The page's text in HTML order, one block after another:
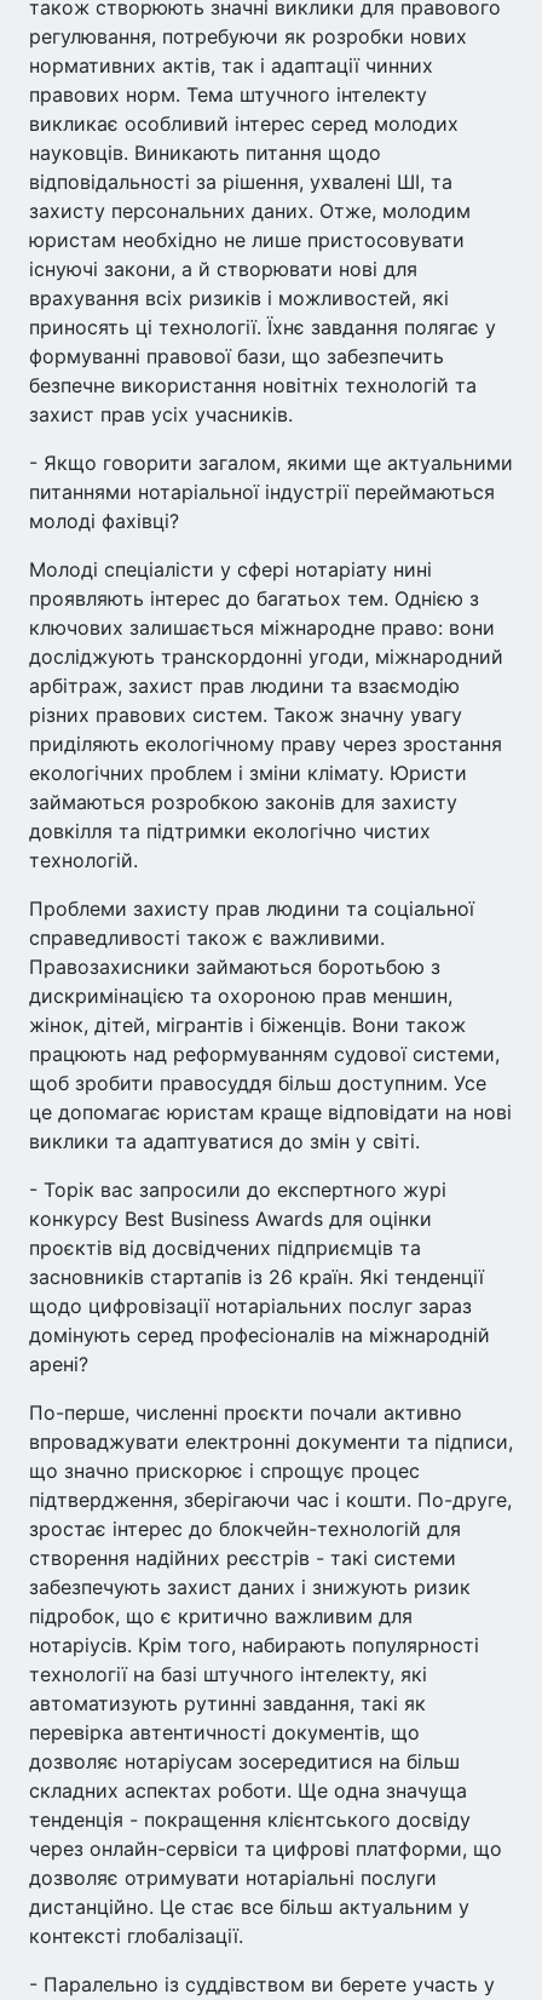
також створюють значні виклики для правового
регулювання, потребуючи як розробки нових
нормативних актів, так і адаптації чинних
правових норм. Тема штучного інтелекту
викликає особливий інтерес серед молодих
науковців. Виникають питання щодо
відповідальності за рішення, ухвалені ШІ, та
захисту персональних даних. Отже, молодим
юристам необхідно не лише пристосовувати
існуючі закони, а й створювати нові для
врахування всіх ризиків і можливостей, які
приносять ці технології. Їхнє завдання полягає у
формуванні правової бази, що забезпечить
безпечне використання новітніх технологій та
захист прав усіх учасників.
- Якщо говорити загалом, якими ще актуальними
питаннями нотаріальної індустрії переймаються
молоді фахівці?
Молоді спеціалісти у сфері нотаріату нині
проявляють інтерес до багатьох тем. Однією з
ключових залишається міжнародне право: вони
досліджують транскордонні угоди, міжнародний
арбітраж, захист прав людини та взаємодію
різних правових систем. Також значну увагу
приділяють екологічному праву через зростання
екологічних проблем і зміни клімату. Юристи
займаються розробкою законів для захисту
довкілля та підтримки екологічно чистих
технологій.
Проблеми захисту прав людини та соціальної
справедливості також є важливими.
Правозахисники займаються боротьбою з
дискримінацією та охороною прав меншин,
жінок, дітей, мігрантів і біженців. Вони також
працюють над реформуванням судової системи,
щоб зробити правосуддя більш доступним. Усе
це допомагає юристам краще відповідати на нові
виклики та адаптуватися до змін у світі.
- Торік вас запросили до експертного журі
конкурсу Best Business Awards для оцінки
проєктів від досвідчених підприємців та
засновників стартапів із 26 країн. Які тенденції
щодо цифровізації нотаріальних послуг зараз
домінують серед професіоналів на міжнародній
арені?
По-перше, численні проєкти почали активно
впроваджувати електронні документи та підписи,
що значно прискорює і спрощує процес
підтвердження, зберігаючи час і кошти. По-друге,
зростає інтерес до блокчейн-технологій для
створення надійних реєстрів - такі системи
забезпечують захист даних і знижують ризик
підробок, що є критично важливим для
нотаріусів. Крім того, набирають популярності
технології на базі штучного інтелекту, які
автоматизують рутинні завдання, такі як
перевірка автентичності документів, що
дозволяє нотаріусам зосередитися на більш
складних аспектах роботи. Ще одна значуща
тенденція - покращення клієнтського досвіду
через онлайн-сервіси та цифрові платформи, що
дозволяє отримувати нотаріальні послуги
дистанційно. Це стає все більш актуальним у
контексті глобалізації.
- Паралельно із суддівством ви берете участь у